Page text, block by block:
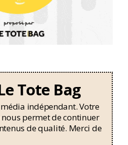
Tote Bag
indépendant. Votre
permet de continuer
de qualité. Merci de